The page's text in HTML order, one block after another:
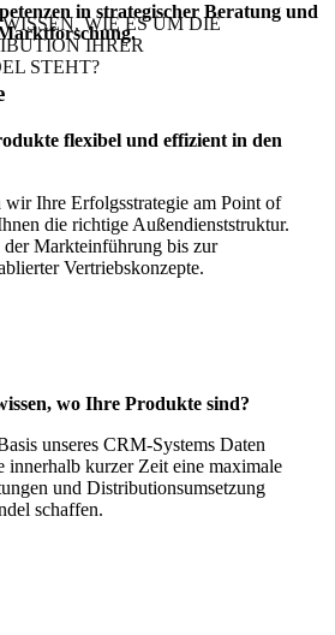
WIE ES UM DIE
IHRER
STEHT?
in strategischer Beratung und
flexibel und effizient in den
wir Ihre Erfolgsstrategie am Point of
die richtige Außendienststruktur.
Markteinführung bis zur
Vertriebskonzepte.
wo Ihre Produkte sind?
unseres CRM-Systems Daten
innerhalb kurzer Zeit eine maximale
und Distributionsumsetzung
schaffen.